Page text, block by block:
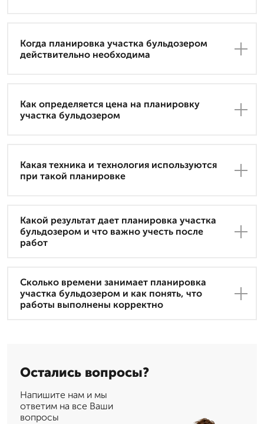
Когда планировка участка бульдозером
действительно необходима
Как определяется цена на планировку
участка бульдозером
Какая техника и технология используются
при такой планировке
Какой результат дает планировка участка
бульдозером и что важно учесть после
работ
Сколько времени занимает планировка
участка бульдозером и как понять, что
работы выполнены корректно
Остались вопросы?
Напишите нам и мы
ответим на все Ваши
вопросы